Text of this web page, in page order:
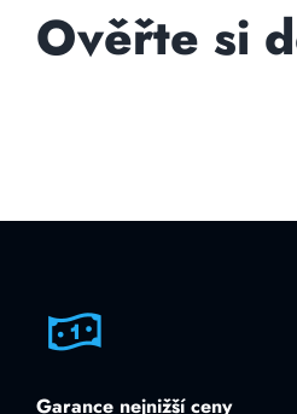
Ověřte si
Garance nejnižší ceny